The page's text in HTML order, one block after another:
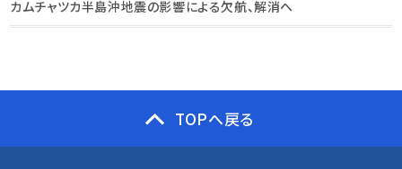
カムチャツカ半島沖地震の影響による欠航、解消へ
TOPへ戻る